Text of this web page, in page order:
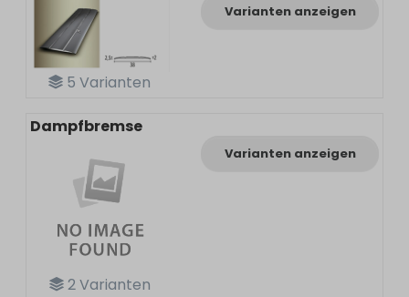
5 Varianten
Varianten anzeigen
2Varianten
Dampfbremse
Varianten anzeigen